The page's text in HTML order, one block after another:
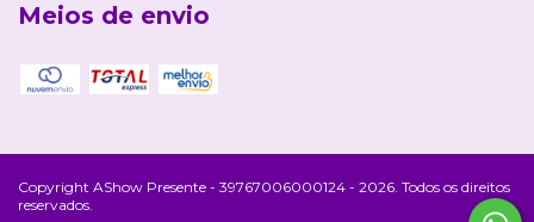
Meios de envio
Copyright AShow Presente - 39767006000124 - 2026. Todos os direitos
reservados.